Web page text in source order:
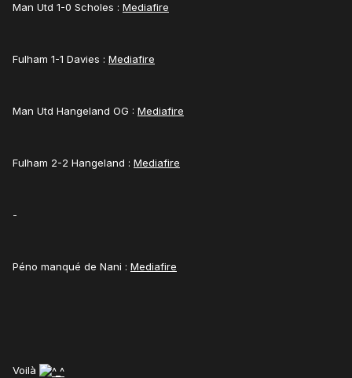
Man Utd 1-0 Scholes : Mediafire
Fulham 1-1 Davies : Mediafire
Man Utd Hangeland OG : Mediafire
Fulham 2-2 Hangeland : Mediafire
-
Péno manqué de Nani : Mediafire
Voilà